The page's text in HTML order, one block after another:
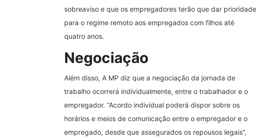
sobreaviso e que os empregadores terão que dar prioridade
para o regime remoto aos empregados com filhos até
quatro anos.
Negociação
Além disso, A MP diz que a negociação da jornada de
trabalho ocorrerá individualmente, entre o trabalhador e o
empregador. “Acordo individual poderá dispor sobre os
horários e meios de comunicação entre o empregador e o
empregado, desde que assegurados os repousos legais”,